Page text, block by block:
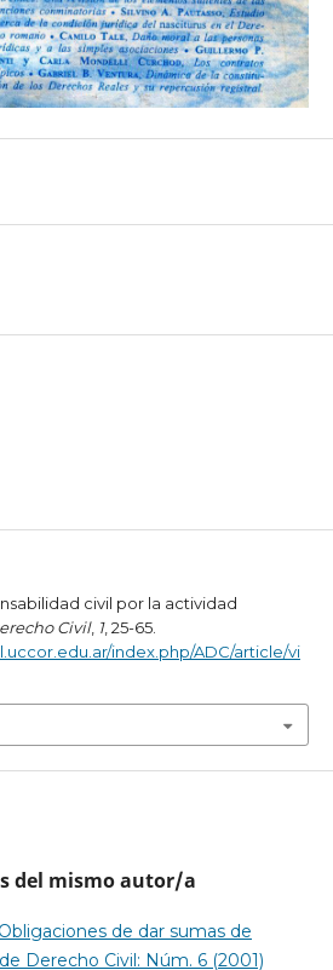
civil por la actividad
Civil, 1, 25-65.
index.php/ADC/article/vi
del mismo autor/a
Obligaciones de dar sumas de
Derecho Civil: Núm. 6 (2001)